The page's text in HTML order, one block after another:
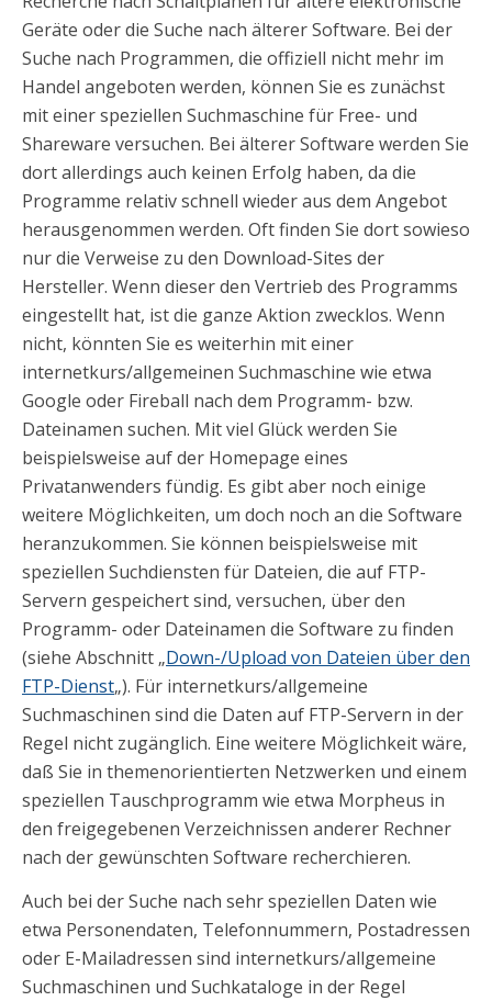
Geräte oder die Suche nach älterer Software. Bei der
Suche nach Programmen, die offiziell nicht mehr im
Handel angeboten werden, können Sie es zunächst
mit einer speziellen Suchmaschine für Free- und
Shareware versuchen. Bei älterer Software werden Sie
dort allerdings auch keinen Erfolg haben, da die
Programme relativ schnell wieder aus dem Angebot
herausgenommen werden. Oft finden Sie dort sowieso
nur die Verweise zu den Download-Sites der
Hersteller. Wenn dieser den Vertrieb des Programms
eingestellt hat, ist die ganze Aktion zwecklos. Wenn
nicht, könnten Sie es weiterhin mit einer
internetkurs/allgemeinen Suchmaschine wie etwa
Google oder Fireball nach dem Programm- bzw.
Dateinamen suchen. Mit viel Glück werden Sie
beispielsweise auf der Homepage eines
Privatanwenders fündig. Es gibt aber noch einige
weitere Möglichkeiten, um doch noch an die Software
heranzukommen. Sie können beispielsweise mit
speziellen Suchdiensten für Dateien, die auf FTP-
Servern gespeichert sind, versuchen, über den
Programm- oder Dateinamen die Software zu finden
(siehe Abschnitt „Down-/Upload von Dateien über den
FTP-Dienst„). Für internetkurs/allgemeine
Suchmaschinen sind die Daten auf FTP-Servern in der
Regel nicht zugänglich. Eine weitere Möglichkeit wäre,
daß Sie in themenorientierten Netzwerken und einem
speziellen Tauschprogramm wie etwa Morpheus in
den freigegebenen Verzeichnissen anderer Rechner
nach der gewünschten Software recherchieren.
Auch bei der Suche nach sehr speziellen Daten wie
etwa Personendaten, Telefonnummern, Postadressen
oder E-Mailadressen sind internetkurs/allgemeine
Suchmaschinen und Suchkataloge in der Regel